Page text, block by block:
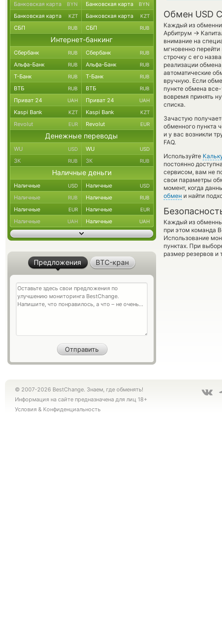
Обмен USD
Каждый из
Арбитрум →
внимание на
мгновенно
строчку с его
реализации
автоматические
вручную. Если
пункте обмена
вовремя принять
списка.
Зачастую
обменного пункта
и у вас возникли
FAQ.
Используйте
постоянно
сервисом, вам не
свои параметры
момент, когда
обмен и найти
Каждый из
при этом команда
Использование
пунктах. При
размер резервов и
Банковская карта BYN Банковская карта BYN
Банковская карта KZT Банковская карта KZT
СБП RUB СБП RUB
Интернет-банкинг
Сбербанк RUB Сбербанк RUB
Альфа-Банк RUB Альфа-Банк RUB
Т-Банк RUB Т-Банк RUB
ВТБ RUB ВТБ RUB
Приват 24 UAH Приват 24 UAH
Kaspi Bank KZT Kaspi Bank KZT
Revolut EUR Revolut EUR
Денежные переводы
WU USD WU USD
ЗК RUB ЗК RUB
Наличные деньги
Наличные USD Наличные USD
Наличные RUB Наличные RUB
Наличные EUR Наличные EUR
Наличные UAH Наличные UAH
Предложения BTC-кран
© 2007-2026 BestChange. Знаем, где обменять!
Информация на сайте предназначена для лиц 18+
Условия & Конфиденциальность